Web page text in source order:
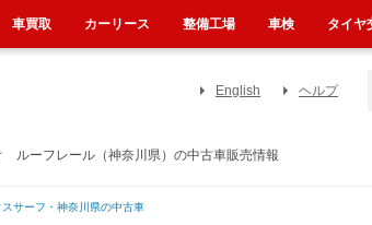
ーフレール（神奈川県）の中古車販売情報
English ヘルプ
サーフ・神奈川県の中古車
車買取 カーリース 整備工場 車検 タイヤ